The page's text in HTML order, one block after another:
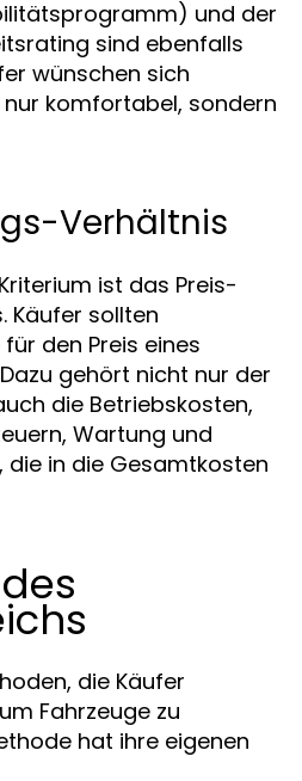
und der
sind ebenfalls
wünschen sich
nur komfortabel, sondern
Verhältnis
ist das Preis-
Käufer sollten
den Preis eines
gehört nicht nur der
die Betriebskosten,
Wartung und
in die Gesamtkosten
die Käufer
Fahrzeuge zu
hat ihre eigenen